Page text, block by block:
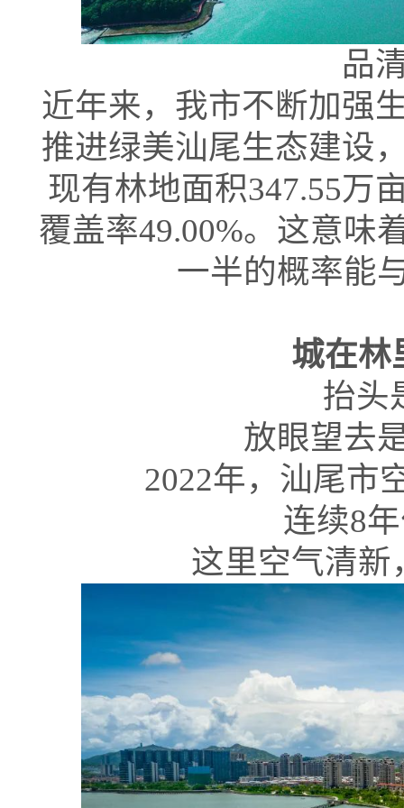
品
近年来，我市不断加强
推进绿美汕尾生态建设
现有林地面积347.55万
覆盖率49.00%。这意味
一半的概率能
城在林
抬头
放眼望去
2022年，汕尾市
连续8
这里空气清新